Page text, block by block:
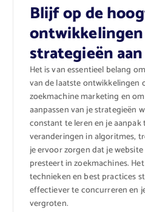
Blijf op de
ontwikkelingen
strategieën
Het is van essentieel belang
van de laatste ontwikkelingen
zoekmachine marketing en
aanpassen van je strategieën
constant te leren en je
veranderingen in algoritmes,
je ervoor zorgen dat je
presteert in zoekmachines.
technieken en best practices
effectiever te concurreren en
vergroten.